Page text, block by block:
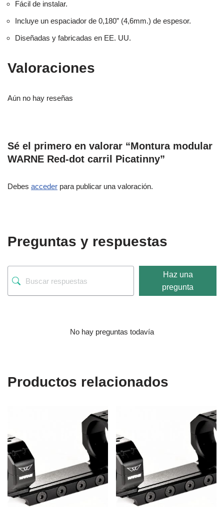
Fácil de instalar.
Incluye un espaciador de 0,180” (4,6mm.) de espesor.
Diseñadas y fabricadas en EE. UU.
Valoraciones
Aún no hay reseñas
Sé el primero en valorar “Montura modular
WARNE Red-dot carril Picatinny”
Debes acceder para publicar una valoración.
Preguntas y respuestas
Haz una
pregunta
No hay preguntas todavía
Productos relacionados